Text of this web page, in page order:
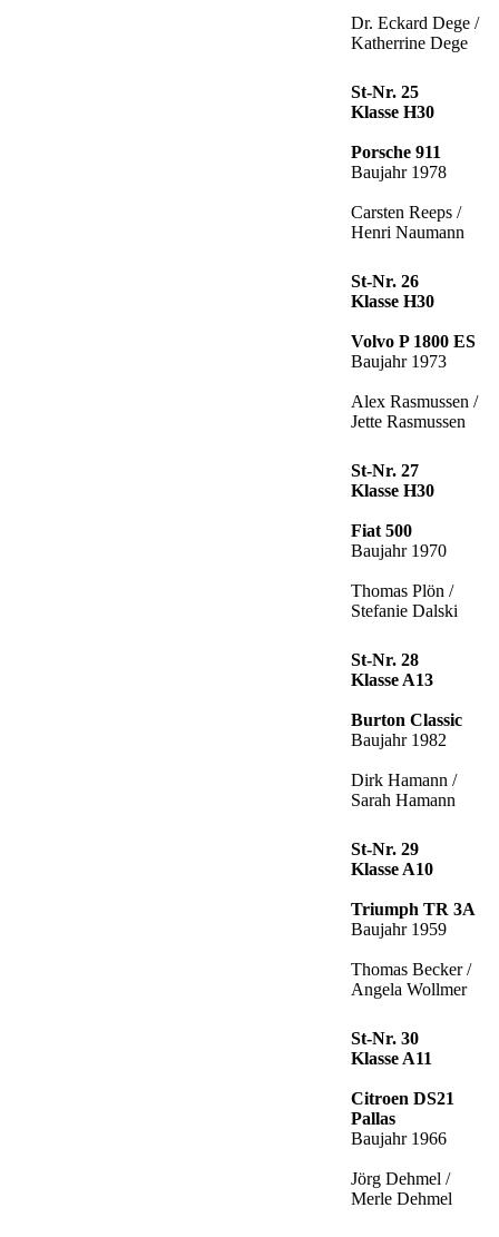
Dr. Eckard Dege /
Katherrine Dege
St-Nr. 25
Klasse H30
Porsche 911
Baujahr 1978
Carsten Reeps /
Henri Naumann
St-Nr. 26
Klasse H30
Volvo P 1800 ES
Baujahr 1973
Alex Rasmussen /
Jette Rasmussen
St-Nr. 27
Klasse H30
Fiat 500
Baujahr 1970
Thomas Plön /
Stefanie Dalski
St-Nr. 28
Klasse A13
Burton Classic
Baujahr 1982
Dirk Hamann /
Sarah Hamann
St-Nr. 29
Klasse A10
Triumph TR 3A
Baujahr 1959
Thomas Becker /
Angela Wollmer
St-Nr. 30
Klasse A11
Citroen DS21
Pallas
Baujahr 1966
Jörg Dehmel /
Merle Dehmel